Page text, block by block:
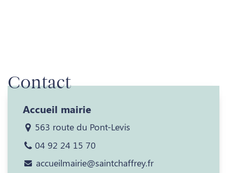
Contact
Accueil mairie
563 route du Pont-Levis
04 92 24 15 70
accueilmairie@saintchaffrey.fr